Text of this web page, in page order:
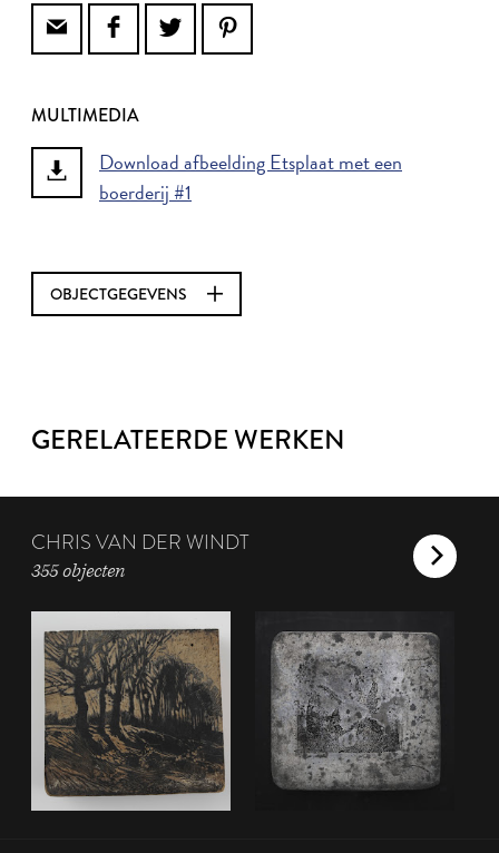
MULTIMEDIA
Download afbeelding Etsplaat met een
boerderij #1
OBJECTGEGEVENS
GERELATEERDE WERKEN
CHRIS VAN DER WINDT
355 objecten